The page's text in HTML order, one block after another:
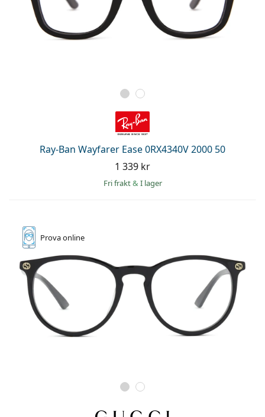
Ray-Ban Wayfarer Ease 0RX4340V 2000 50
1 339 kr
Fri frakt& I lager
Prova online